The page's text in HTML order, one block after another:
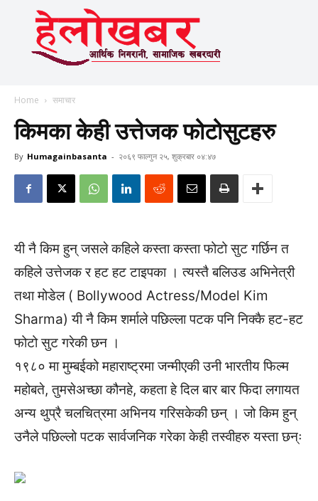
Home समाचार
किमका केही उत्तेजक फोटोसुटहरु
By Humagainbasanta - २०६९ फाल्गुन २५, शुक्रबार ०४:४७
यी नै किम हुन् जसले कहिले कस्ता कस्ता फोटो सुट गर्छिन त
कहिले उत्तेजक र हट हट टाइपका । त्यस्तै बलिउड अभिनेत्री
तथा मोडेल ( Bollywood Actress/Model Kim
Sharma) यी नै किम शर्माले पछिल्ला पटक पनि निक्कै हट-हट
फोटो सुट गरेकी छन ।
१९८० मा मुम्बईको महाराष्ट्रमा जन्मीएकी उनी भारतीय फिल्म
महोबते, तुमसेअच्छा कौनहे, कहता हे दिल बार बार फिदा लगायत
अन्य थुप्रै चलचित्रमा अभिनय गरिसकेकी छन् । जो किम हुन्
उनैले पछिल्लो पटक सार्वजनिक गरेका केही तस्वीहरु यस्ता छन्ः